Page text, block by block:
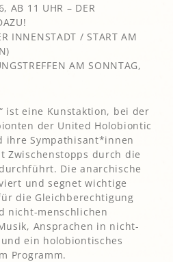
AB 11 UHR – DER
INNENSTADT / START AM
AM SONNTAG,
ist eine Kunstaktion, bei der
der United Holobiontic
ihre Sympathisant*innen
Zwischenstopps durch die
Die anarchische
und segnet wichtige
die Gleichberechtigung
nicht-menschlichen
Ansprachen in nicht-
ein holobiontisches
Programm.